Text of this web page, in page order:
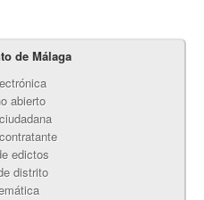
de Málaga
abierto
edictos
distrito